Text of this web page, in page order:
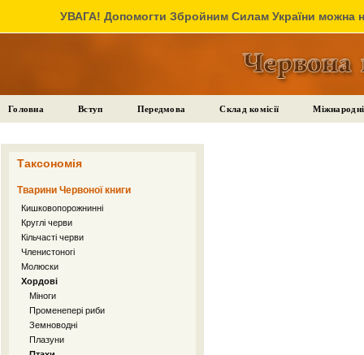
УВАГА! Допомогти Збройним Силам України можна
Головна Вступ Передмова Склад комісії
Таксономія
Тварини Червоної книги
Кишковопорожнинні
Круглі черви
Кільчасті черви
Членистоногі
Молюски
Хордові
Міноги
Променепері риби
Земноводні
Плазуни